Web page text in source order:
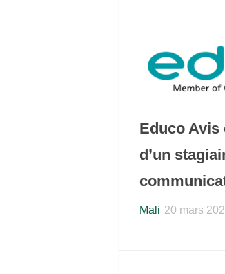
Educo Avis
d’un
Mali 20 mars